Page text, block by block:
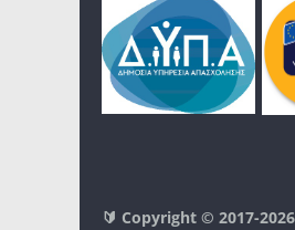
🔰 Copyright © 2017-2026